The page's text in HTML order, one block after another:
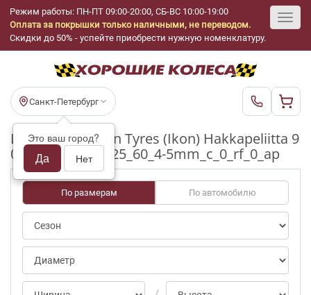
Режим работы: ПН-ПТ 09:00-20:00, СБ-ВС 10:00-19:00
Оплата за покрышки только наличными, не переводом.
Скидки до 50% - успейте приобрести нужную номенклатуру.
Санкт-Петербург
Это ваш город?
Да Нет
Шины бу Nokian Tyres (Ikon) Hakkapeliitta 9
0/0-25pct R17_225_60_4-5mm_c_0_rf_0_ap
По размерам По автомобилю